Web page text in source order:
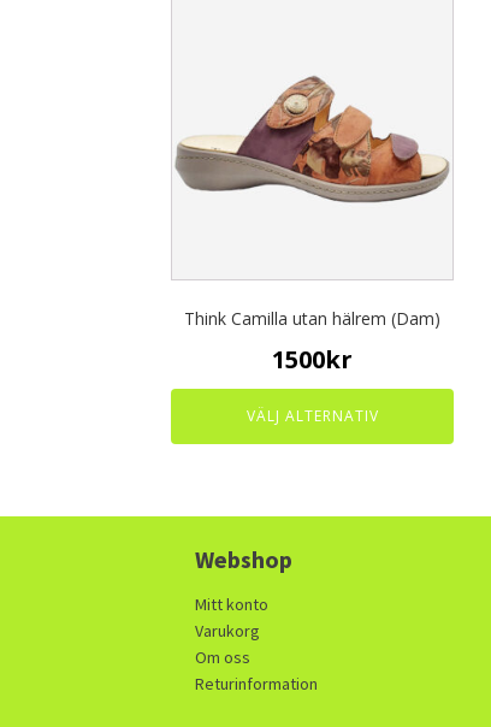
Think Camilla utan hälrem (Dam)
1500kr
VÄLJ ALTERNATIV
The
options
may
on
product
Webshop
Mitt konto
Varukorg
Om oss
Returinformation